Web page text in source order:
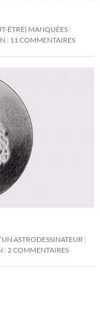
ÊTRE) MANQUÉES
11 COMMENTAIRES
ASTRODESSINATEUR
2 COMMENTAIRES